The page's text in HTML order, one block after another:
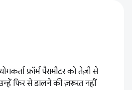
फ़ॉर्म पैरामीटर को तेज़ी से
फिर से डालने की ज़रूरत नहीं